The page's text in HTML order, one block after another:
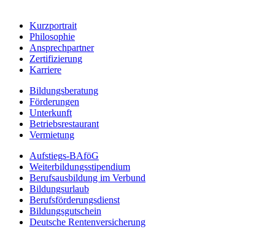
Kurzportrait
Philosophie
Ansprechpartner
Zertifizierung
Karriere
Bildungsberatung
Förderungen
Unterkunft
Betriebsrestaurant
Vermietung
Aufstiegs-BAföG
Weiterbildungsstipendium
Berufsausbildung im Verbund
Bildungsurlaub
Berufsförderungsdienst
Bildungsgutschein
Deutsche Rentenversicherung